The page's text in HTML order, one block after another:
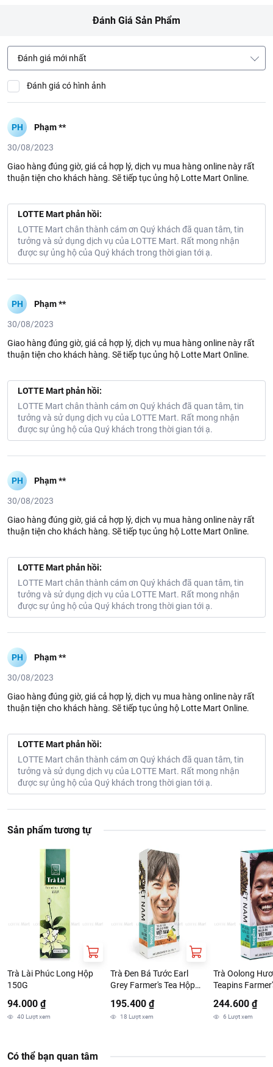
Đánh Giá Sản Phẩm
Đánh giá mới nhất
Đánh giá có hình ảnh
PH Phạm **
30/08/2023
Giao hàng đúng giờ, giá cả hợp lý, dịch vụ mua hàng online này rất
thuận tiện cho khách hàng. Sẽ tiếp tục ủng hộ Lotte Mart Online.
LOTTE Mart phản hồi:
LOTTE Mart chân thành cám ơn Quý khách đã quan tâm, tin
tưởng và sử dụng dịch vụ của LOTTE Mart. Rất mong nhận
được sự ủng hộ của Quý khách trong thời gian tới ạ.
PH Phạm **
30/08/2023
Giao hàng đúng giờ, giá cả hợp lý, dịch vụ mua hàng online này rất
thuận tiện cho khách hàng. Sẽ tiếp tục ủng hộ Lotte Mart Online.
LOTTE Mart phản hồi:
LOTTE Mart chân thành cám ơn Quý khách đã quan tâm, tin
tưởng và sử dụng dịch vụ của LOTTE Mart. Rất mong nhận
được sự ủng hộ của Quý khách trong thời gian tới ạ.
PH Phạm **
30/08/2023
Giao hàng đúng giờ, giá cả hợp lý, dịch vụ mua hàng online này rất
thuận tiện cho khách hàng. Sẽ tiếp tục ủng hộ Lotte Mart Online.
LOTTE Mart phản hồi:
LOTTE Mart chân thành cám ơn Quý khách đã quan tâm, tin
tưởng và sử dụng dịch vụ của LOTTE Mart. Rất mong nhận
được sự ủng hộ của Quý khách trong thời gian tới ạ.
PH Phạm **
30/08/2023
Giao hàng đúng giờ, giá cả hợp lý, dịch vụ mua hàng online này rất
thuận tiện cho khách hàng. Sẽ tiếp tục ủng hộ Lotte Mart Online.
LOTTE Mart phản hồi:
LOTTE Mart chân thành cám ơn Quý khách đã quan tâm, tin
tưởng và sử dụng dịch vụ của LOTTE Mart. Rất mong nhận
được sự ủng hộ của Quý khách trong thời gian tới ạ.
Sản phẩm tương tự
Trà Lài Phúc Long Hộp
150G
94.000 ₫
40 Lượt xem
Trà Đen Bá Tước Earl
Grey Farmer's Tea Hộp
195.400 ₫
18 Lượt xem
Trà Oolong
Teapins
244.600 ₫
6 Lượt xem
Có thể bạn quan tâm